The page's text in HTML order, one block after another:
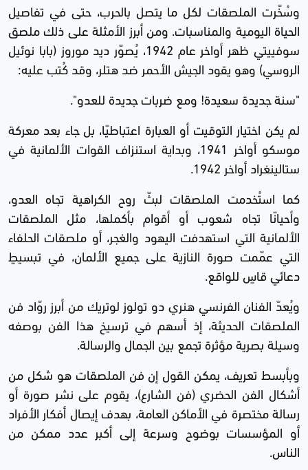
وسُخّرت الملصقات لكل ما يتصل بالحرب، حتى في تفاصيل
الحياة اليومية والمناسبات. ومن أبرز الأمثلة على ذلك ملصق
سوفييتي ظهر أواخر عام 1942، يُصوّر ديد موروز (بابا نوئيل
الروسي) وهو يقود الجيش الأحمر ضد هتلر، وقد كُتب عليه:
"سنة جديدة سعيدة! ومع ضربات جديدة للعدو".
لم يكن اختيار التوقيت أو العبارة اعتباطيًا، بل جاء بعد معركة
موسكو أواخر 1941، وبداية استنزاف القوات الألمانية في
ستالينغراد أواخر 1942.
كما استُخدمت الملصقات لبثّ روح الكراهية تجاه العدو،
وأحيانًا تجاه شعوب أو أقوام بأكملها، مثل الملصقات
الألمانية التي استهدفت اليهود والغجر، أو ملصقات الحلفاء
التي عمّمت صورة النازية على جميع الألمان، في تبسيطٍ
دعائي قاسٍ للواقع.
ويُعدّ الفنان الفرنسي هنري دو تولوز لوتريك من أبرز روّاد فن
الملصقات الحديثة، إذ أسهم في ترسيخ هذا الفن بوصفه
وسيلة بصرية مؤثرة تجمع بين الجمال والرسالة.
وبأبسط تعريف، يمكن القول إن فن الملصقات هو شكل من
أشكال الفن الحضري (فن الشارع)، يقوم على نشر صورة أو
رسالة مختصرة في الأماكن العامة، بهدف إيصال أفكار الأفراد
أو المؤسسات بوضوح وسرعة إلى أكبر عدد ممكن من
الناس.